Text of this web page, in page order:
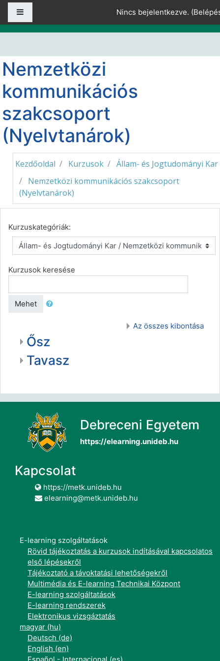
Tovább a fő tartalomhoz
Nincs bejelentkezve. (
Nemzetközi
kommunikációs
szakcsoport
(Nyelvtanárok)
Kezdőoldal Kurzusok
Állam- és Jogtudományi Kar
Nemzetközi kommunikációs szakcsoport
(Nyelvtanárok)
Kurzuskategóriák:
Kurzusok keresése
Mehet
Az összes kibontása
Ősz
Tavasz
Debreceni Egyetem
https://elearning.unideb.hu
Kapcsolat
https://metk.unideb.hu
elearning@metk.unideb.hu
E-learning szolgáltatások
Rövid tájékoztatás a kurzusok indításával kapcsolatos
első lépésekről
Tájékoztató a távoktatási lehetőségekről
Multimédia és E-learning Technikai Központ
E-learning szolgáltatások
E-learning rendszerek
Elektronikus vizsgáztatás
magyar ‎(hu)‎
Deutsch ‎(de)‎
English ‎(en)‎